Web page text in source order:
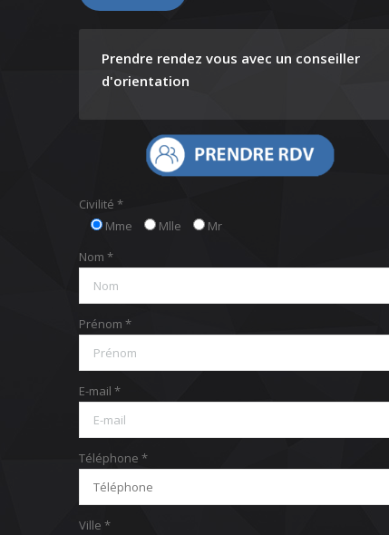
Prendre rendez vous avec un conseiller
d'orientation
Civilité *
Mme
Mlle
Mr
Nom *
Prénom *
E-mail *
Téléphone *
Ville *